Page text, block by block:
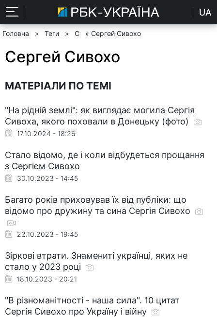
UA
Головна » Теги » С » Сергей Сивохо
Сергей Сивохо
МАТЕРІАЛИ ПО ТЕМІ
"На рідній землі": як виглядає могила Сергія
Сивоха, якого поховали в Донецьку (фото)
17.10.2024 - 18:26
Стало відомо, де і коли відбудеться прощання
з Сергієм Сивохо
30.10.2023 - 14:45
Багато років приховував їх від публіки: що
відомо про дружину та сина Сергія Сивохо
22.10.2023 - 19:45
Зіркові втрати. Знамениті українці, яких не
стало у 2023 році
18.10.2023 - 20:21
"В різноманітності - наша сила". 10 цитат
Сергія Сивохо про Україну і війну